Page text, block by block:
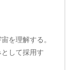
を理解する。
して採用す